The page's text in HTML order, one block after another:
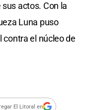
actos. Con la
Luna puso
contra el núcleo de
El Litoral en